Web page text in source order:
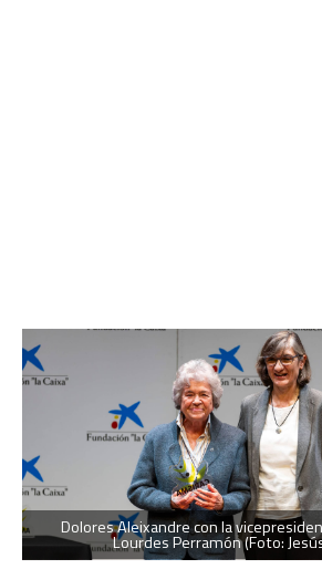
Dolores Aleixandre con la
Lourdes Perramón (Foto: